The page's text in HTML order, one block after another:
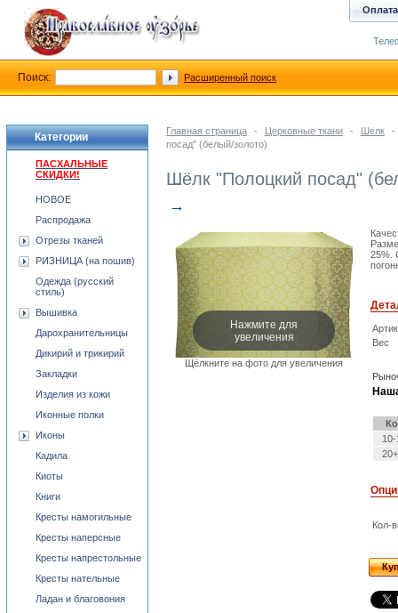
Главная страница - Церковные ткани - Шелк
-
посад" (белый/золото)
Шёлк "Полоцкий посад"
→
Нажмите для
увеличения
Щёлкните на фото для увеличения
25%.
Вес
Кол-
Категории
ПАСХАЛЬНЫЕ
СКИДКИ!
НОВОЕ
Распродажа
Отрезы тканей
РИЗНИЦА (на пошив)
Одежда (русский
стиль)
Вышивка
Дарохранительницы
Дикирий и трикирий
Закладки
Изделия из кожи
Иконные полки
Иконы
Кадила
Киоты
Книги
Кресты намогильные
Кресты наперсные
Кресты напрестольные
Кресты нательные
Ладан и благовония
Оплата
Поиск: Расширенный поиск